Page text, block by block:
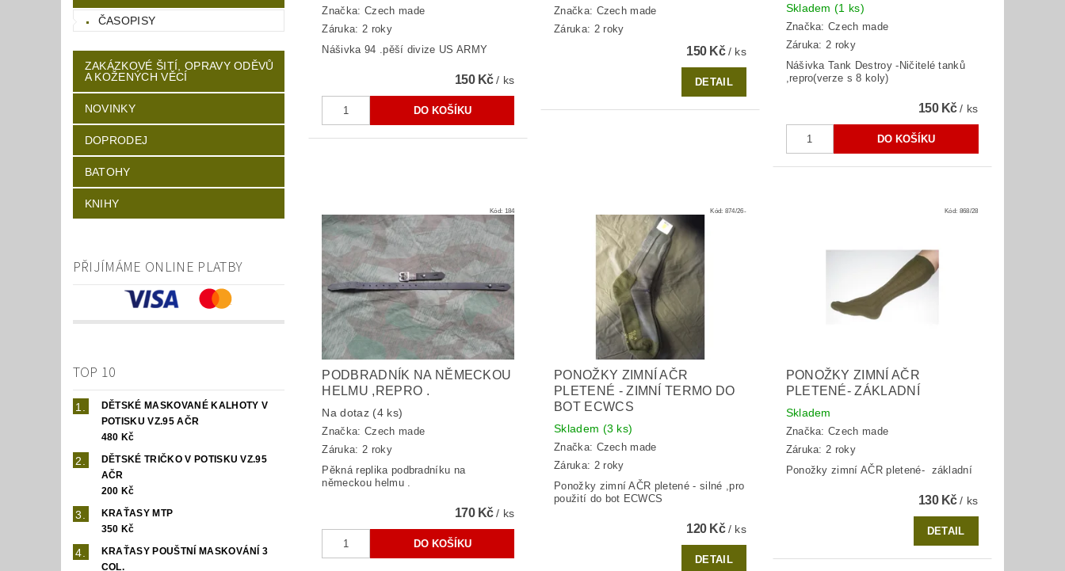
ČASOPISY
ZAKÁZKOVÉ ŠITÍ, OPRAVY ODĚVŮ
A KOŽENÝCH VĚCÍ
NOVINKY
DOPRODEJ
BATOHY
KNIHY
PŘIJÍMÁME ONLINE PLATBY
TOP 10
DĚTSKÉ MASKOVANÉ KALHOTY V
POTISKU VZ.95 AČR
480 Kč
DĚTSKÉ TRIČKO V POTISKU VZ.95
AČR
200 Kč
KRAŤASY MTP
350 Kč
KRAŤASY POUŠTNÍ MASKOVÁNÍ 3
COL.
Značka: Czech made
Záruka: 2 roky
Nášivka 94 .pěší divize US ARMY
150 Kč/ ks
Značka: Czech made
Záruka: 2 roky
150 Kč/ ks
DETAIL
Skladem(1 ks)
Značka:Czech made
Záruka: 2 roky
Nášivka Tank Destroy -Ničitelé tanků
,repro(verze s 8 koly)
150 Kč/ ks
Kód: 184
PODBRADNÍK NA NĚMECKOU
HELMU ,REPRO .
Na dotaz (4 ks)
Značka: Czech made
Záruka: 2 roky
Pěkná replika podbradníku na
německou helmu .
170 Kč/ ks
Kód: 874/26-
PONOŽKY ZIMNÍ AČR
PLETENÉ - ZIMNÍ TERMO DO
BOT ECWCS
Skladem (3 ks)
Značka: Czech made
Záruka: 2 roky
Ponožky zimní AČR pletené - silné ,pro
použití do bot ECWCS
120 Kč/ ks
DETAIL
Kód: 868/28
PONOŽKY ZIMNÍ AČR
PLETENÉ- ZÁKLADNÍ
Skladem
Značka:Czech made
Záruka: 2 roky
Ponožky zimní AČR pletené- základní
130 Kč/ ks
DETAIL